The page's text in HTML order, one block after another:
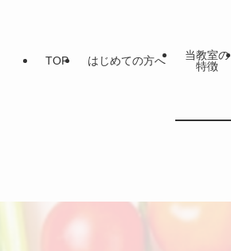
TOP はじめての方へ
当教室の
特徴